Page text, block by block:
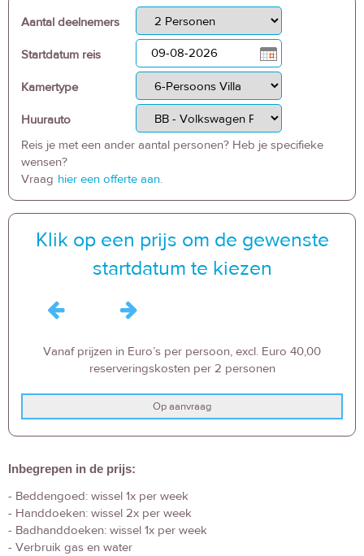
Aantal deelnemers
Startdatum reis
Kamertype
Huurauto
Reis je met een ander aantal personen? Heb je specifieke
wensen?
Vraag hier een offerte aan.
Klik op een prijs om de gewenste
startdatum te kiezen
Vanaf prijzen in Euro’s per persoon, excl. Euro 40,00
reserveringskosten per 2 personen
Op aanvraag
Inbegrepen in de prijs:
- Beddengoed: wissel 1x per week
- Handdoeken: wissel 2x per week
- Badhanddoeken: wissel 1x per week
- Verbruik gas en water